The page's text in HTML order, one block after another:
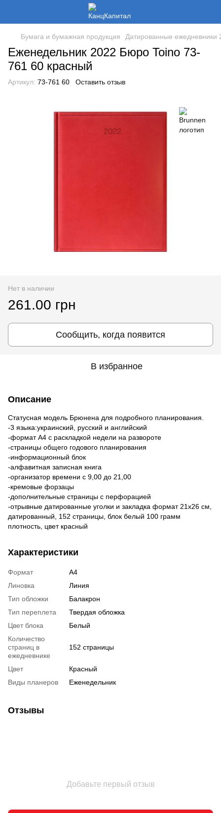
Бумага и бумажная продукция Датированные ежедневники
Еженедельник 2022 Бюро Toino 73-
761 60 красный
Артикул: 73-761 60 Оставить отзыв
Нет в наличии
261.00 грн
Сообщить, когда появится
В избранное
Описание
Статусная модель Брюнена для подробного планирования.
-3 языка:украинский, русский и английский
-формат А4 с раскладкой недели на развороте
-страницы общего годового планирования
-информационный блок
-алфавитная записная книга
-организатор времени с 9,00 до 21,00
-кремовые форзацы
-дополнительные страницы с перфорацией
-отрывные датированные уголки и закладка формат 21х26 см,
датированный, 152 страницы, блок белый 100 грамм
плотность, цвет красный
Характеристики
Формат
А4
Линовка
Линия
Тип обложки
Балакрон
Тип переплета
Твердая обложка
Цвет блока
Белый
Количество
страниц в
ежедневнике
152 страницы
Цвет
Красный
Виды планеров
Еженедельник
Отзывы
Добавьте первый отзыв